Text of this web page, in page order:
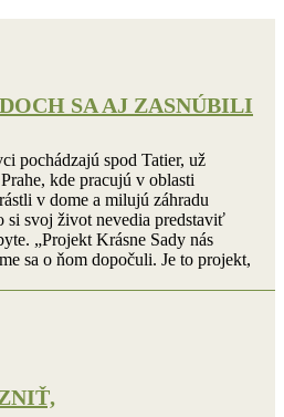
SA AJ ZASNÚBILI
pochádzajú spod Tatier, už
kde pracujú v oblasti
v dome a milujú záhradu
si svoj život nevedia predstaviť
„Projekt Krásne Sady nás
sa o ňom dopočuli. Je to projekt,